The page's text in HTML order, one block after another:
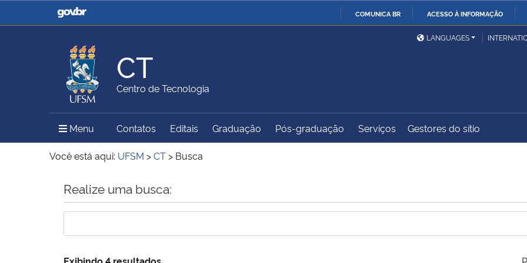
COMUNICA BR ACESSO À INFORMAÇÃO
Casa Civil
Ministério da Justiça e
Ministério da Defesa
Ministério das Relações
Exteriores
Ministério da Agricultura,
Pecuária e Abastecimento
Ministério do Meio Ambiente Ministério do Turismo
Ministério do
Controladoria-Geral da
LANGUAGES
CT
Centro de Tecnologia
Menu Menu Principal do Sítio
Contatos Editais Graduação Pós-graduação Serviços Gestores do sítio
Você está aqui: UFSM >CT > Busca
Início do conteúdo
Realize uma busca:
Exibindo 4 resultados